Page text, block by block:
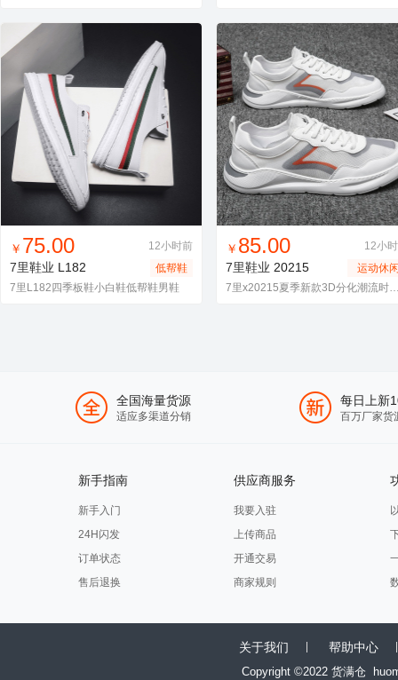
找同款 加入进货车 收藏
￥ 75.00 12小时前
7里鞋业 L182
低帮鞋
7里L182四季板鞋小白鞋低帮鞋男鞋
找同款 加入进货车 收藏
￥ 85.00 12小
7里鞋业 20215
运动休
鞋 7里x20215夏季新款3D分化潮流
全国海量货源
适应多渠道分销
每日上新
百万厂家货
新手指南
新手入门
24H闪发
订单状态
售后退换
供应商服务
我要入驻
上传商品
开通交易
商家规则
关于我们 帮助中心
Copyright ©2022 货满仓